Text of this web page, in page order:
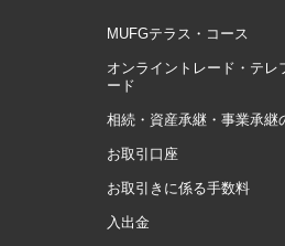
MUFGテラス・コース
オンライントレード・テレ
ード
相続・資産承継・事業承継
お取引口座
お取引きに係る手数料
入出金